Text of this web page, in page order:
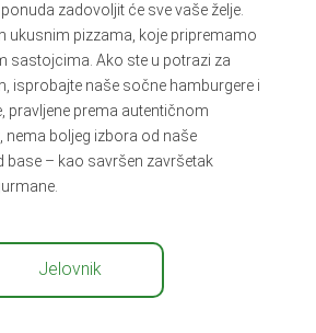
zadovoljit će sve vaše želje.
ukusnim pizzama, koje pripremamo
sastojcima. Ako ste u potrazi za
isprobajte naše sočne hamburgere i
pravljene prema autentičnom
nema boljeg izbora od naše
base – kao savršen završetak
Jelovnik